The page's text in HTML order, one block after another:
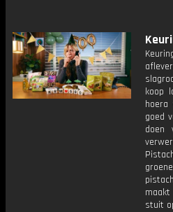
koop
hoera
goed
doen
stuit